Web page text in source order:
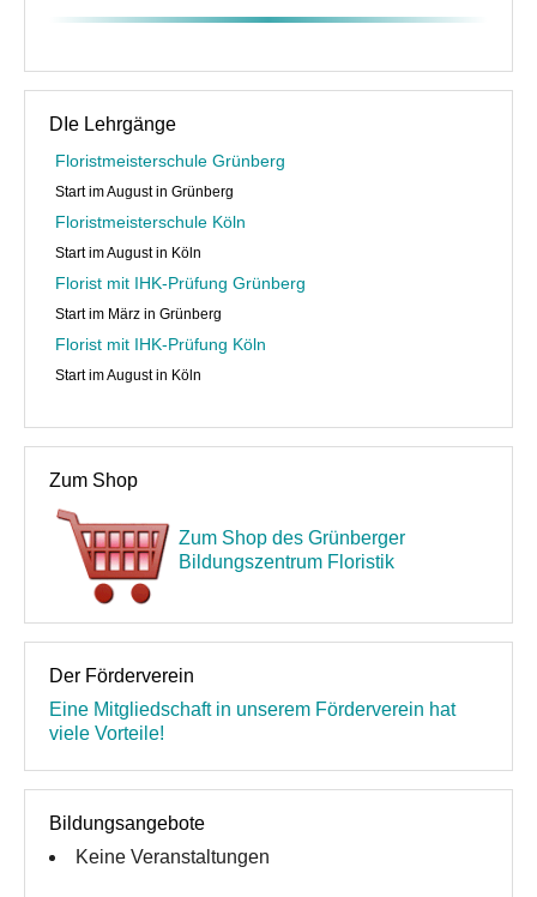
DIe Lehrgänge
Floristmeisterschule Grünberg
Start im August in Grünberg
Floristmeisterschule Köln
Start im August in Köln
Florist mit IHK-Prüfung Grünberg
Start im März in Grünberg
Florist mit IHK-Prüfung Köln
Start im August in Köln
Zum Shop
Zum Shop des Grünberger
Bildungszentrum Floristik
Der Förderverein
Eine Mitgliedschaft in unserem Förderverein hat
viele Vorteile!
Bildungsangebote
Keine Veranstaltungen